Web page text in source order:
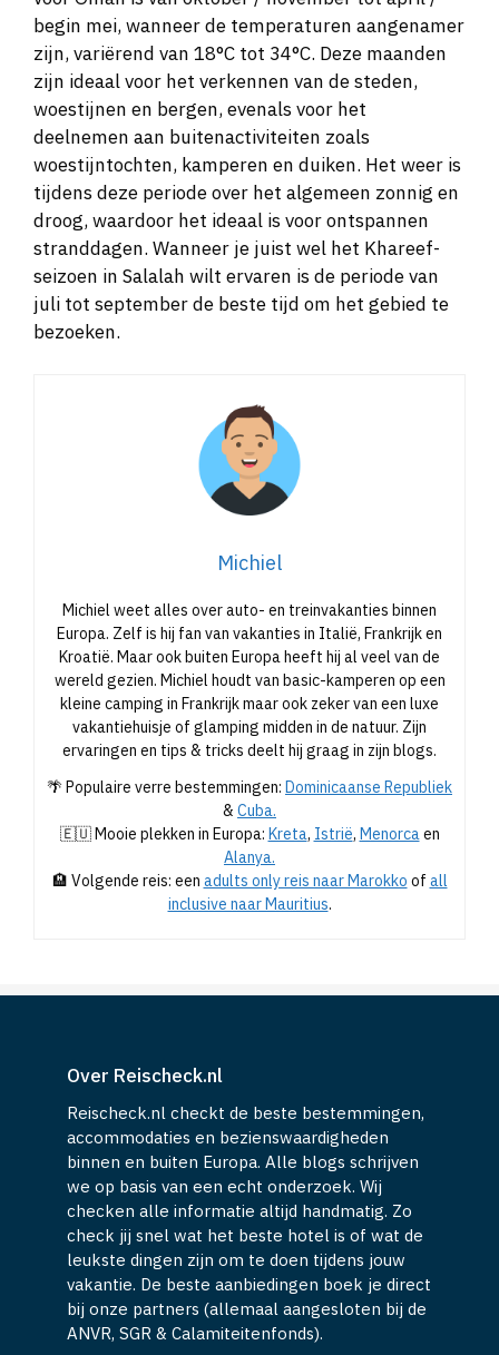
begin mei, wanneer de temperaturen aangenamer
zijn, variërend van 18°C tot 34°C. Deze maanden
zijn ideaal voor het verkennen van de steden,
woestijnen en bergen, evenals voor het
deelnemen aan buitenactiviteiten zoals
woestijntochten, kamperen en duiken. Het weer is
tijdens deze periode over het algemeen zonnig en
droog, waardoor het ideaal is voor ontspannen
stranddagen. Wanneer je juist wel het Khareef-
seizoen in Salalah wilt ervaren is de periode van
juli tot september de beste tijd om het gebied te
bezoeken.
Michiel
Michiel weet alles over auto- en treinvakanties binnen
Europa. Zelf is hij fan van vakanties in Italië, Frankrijk en
Kroatië. Maar ook buiten Europa heeft hij al veel van de
wereld gezien. Michiel houdt van basic-kamperen op een
kleine camping in Frankrijk maar ook zeker van een luxe
vakantiehuisje of glamping midden in de natuur. Zijn
ervaringen en tips & tricks deelt hij graag in zijn blogs.
🌴 Populaire verre bestemmingen: Dominicaanse Republiek
& Cuba.
🇪🇺 Mooie plekken in Europa: Kreta, Istrië, Menorcaen
Alanya.
🏨 Volgende reis: een adults only reis naar Marokko of all
inclusive naar Mauritius.
Over Reischeck.nl
Reischeck.nl checkt de beste bestemmingen,
accommodaties en bezienswaardigheden
binnen en buiten Europa. Alle blogs schrijven
we op basis van een echt onderzoek. Wij
checken alle informatie altijd handmatig. Zo
check jij snel wat het beste hotel is of wat de
leukste dingen zijn om te doen tijdens jouw
vakantie. De beste aanbiedingen boek je direct
bij onze partners (allemaal aangesloten bij de
ANVR, SGR & Calamiteitenfonds).